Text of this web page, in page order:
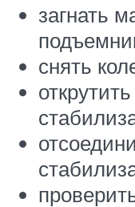
загнать
снять